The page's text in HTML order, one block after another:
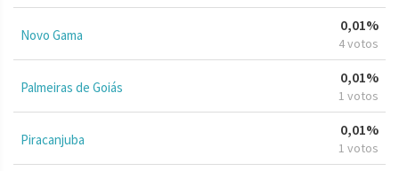
Novo Gama
0,01%
4 votos
Palmeiras de Goiás
0,01%
1 votos
Piracanjuba
0,01%
1 votos